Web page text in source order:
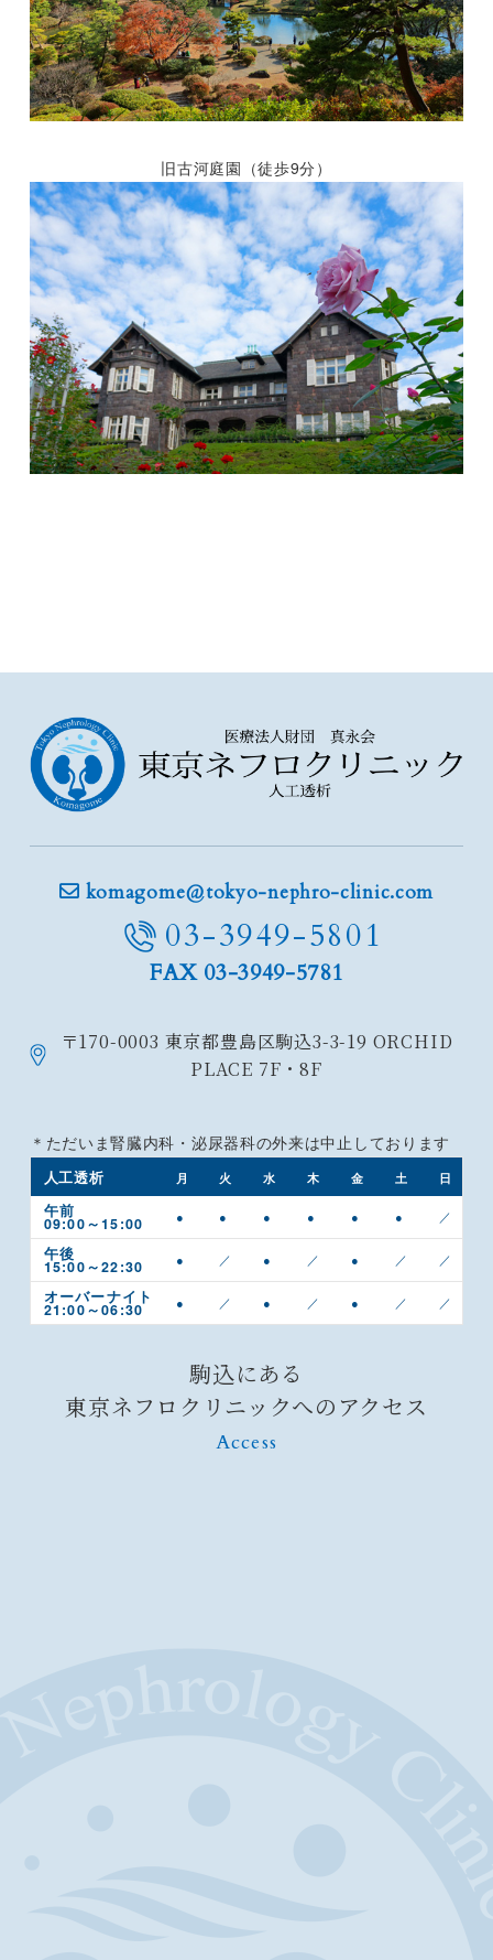
旧古河庭園（徒歩9分）
komagome@tokyo-nephro-clinic.com
03-3949-5801
FAX 03-3949-5781
〒170-0003 東京都豊島区駒込3-3-19 ORCHID
PLACE 7F・8F
＊ただいま腎臓内科・泌尿器科の外来は中止しております
人工透析 月 火 水 木 金 土 日
午前
09:00～15:00 ● ● ● ● ● ● ／
午後
15:00～22:30 ● ／ ● ／ ● ／ ／
オーバーナイト
21:00～06:30 ● ／ ● ／ ● ／ ／
駒込にある
東京ネフロクリニックへのアクセス
Access